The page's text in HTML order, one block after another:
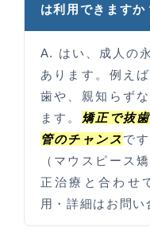
は利用できますか
A. はい、成人の
あります。例え
歯や、親知らず
ます。 矯正で抜
管のチャンス で
（マウスピース
正治療と合わせ
用・詳細はお問い